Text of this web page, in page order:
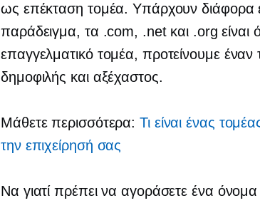
ως επέκταση τομέα. Υπάρχουν διάφορα
παράδειγμα, τα .com, .net και .org είναι
επαγγελματικό τομέα, προτείνουμε έναν
δημοφιλής και αξέχαστος.
Μάθετε περισσότερα: Τι είναι ένας
την επιχείρησή σας
Να γιατί πρέπει να αγοράσετε ένα όνομα